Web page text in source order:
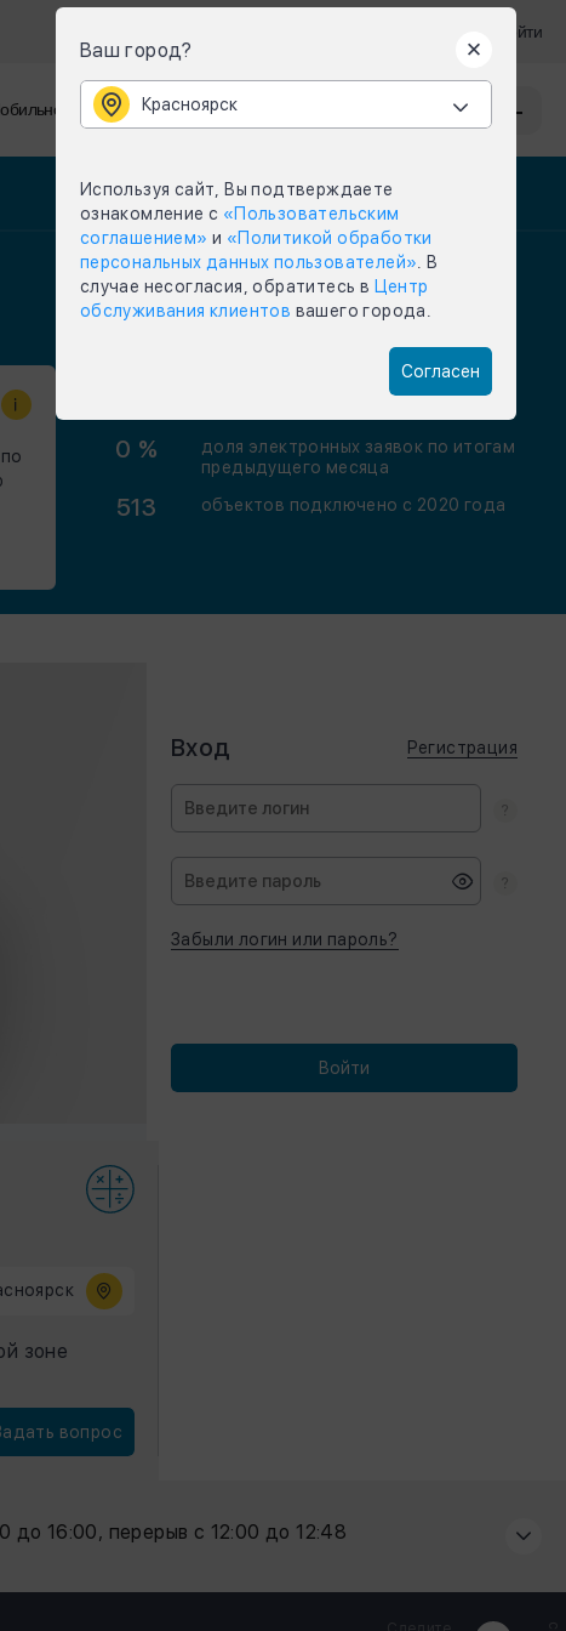
Войти
приложение Задать вопрос Меню
0 %
доля электронных заявок по итогам
предыдущего месяца
513 объектов подключено c 2020 года
Вход Регистрация
Забыли логин или пароль?
Войти
зоне
вопрос
до 16:00, перерыв с 12:00 до 12:48
Ваш город?
Красноярск
Используя сайт, Вы подтверждаете
ознакомление с «Пользовательским
соглашением» и «Политикой обработки
персональных данных пользователей» . В
случае несогласия, обратитесь в Центр
обслуживания клиентов вашего города.
Согласен